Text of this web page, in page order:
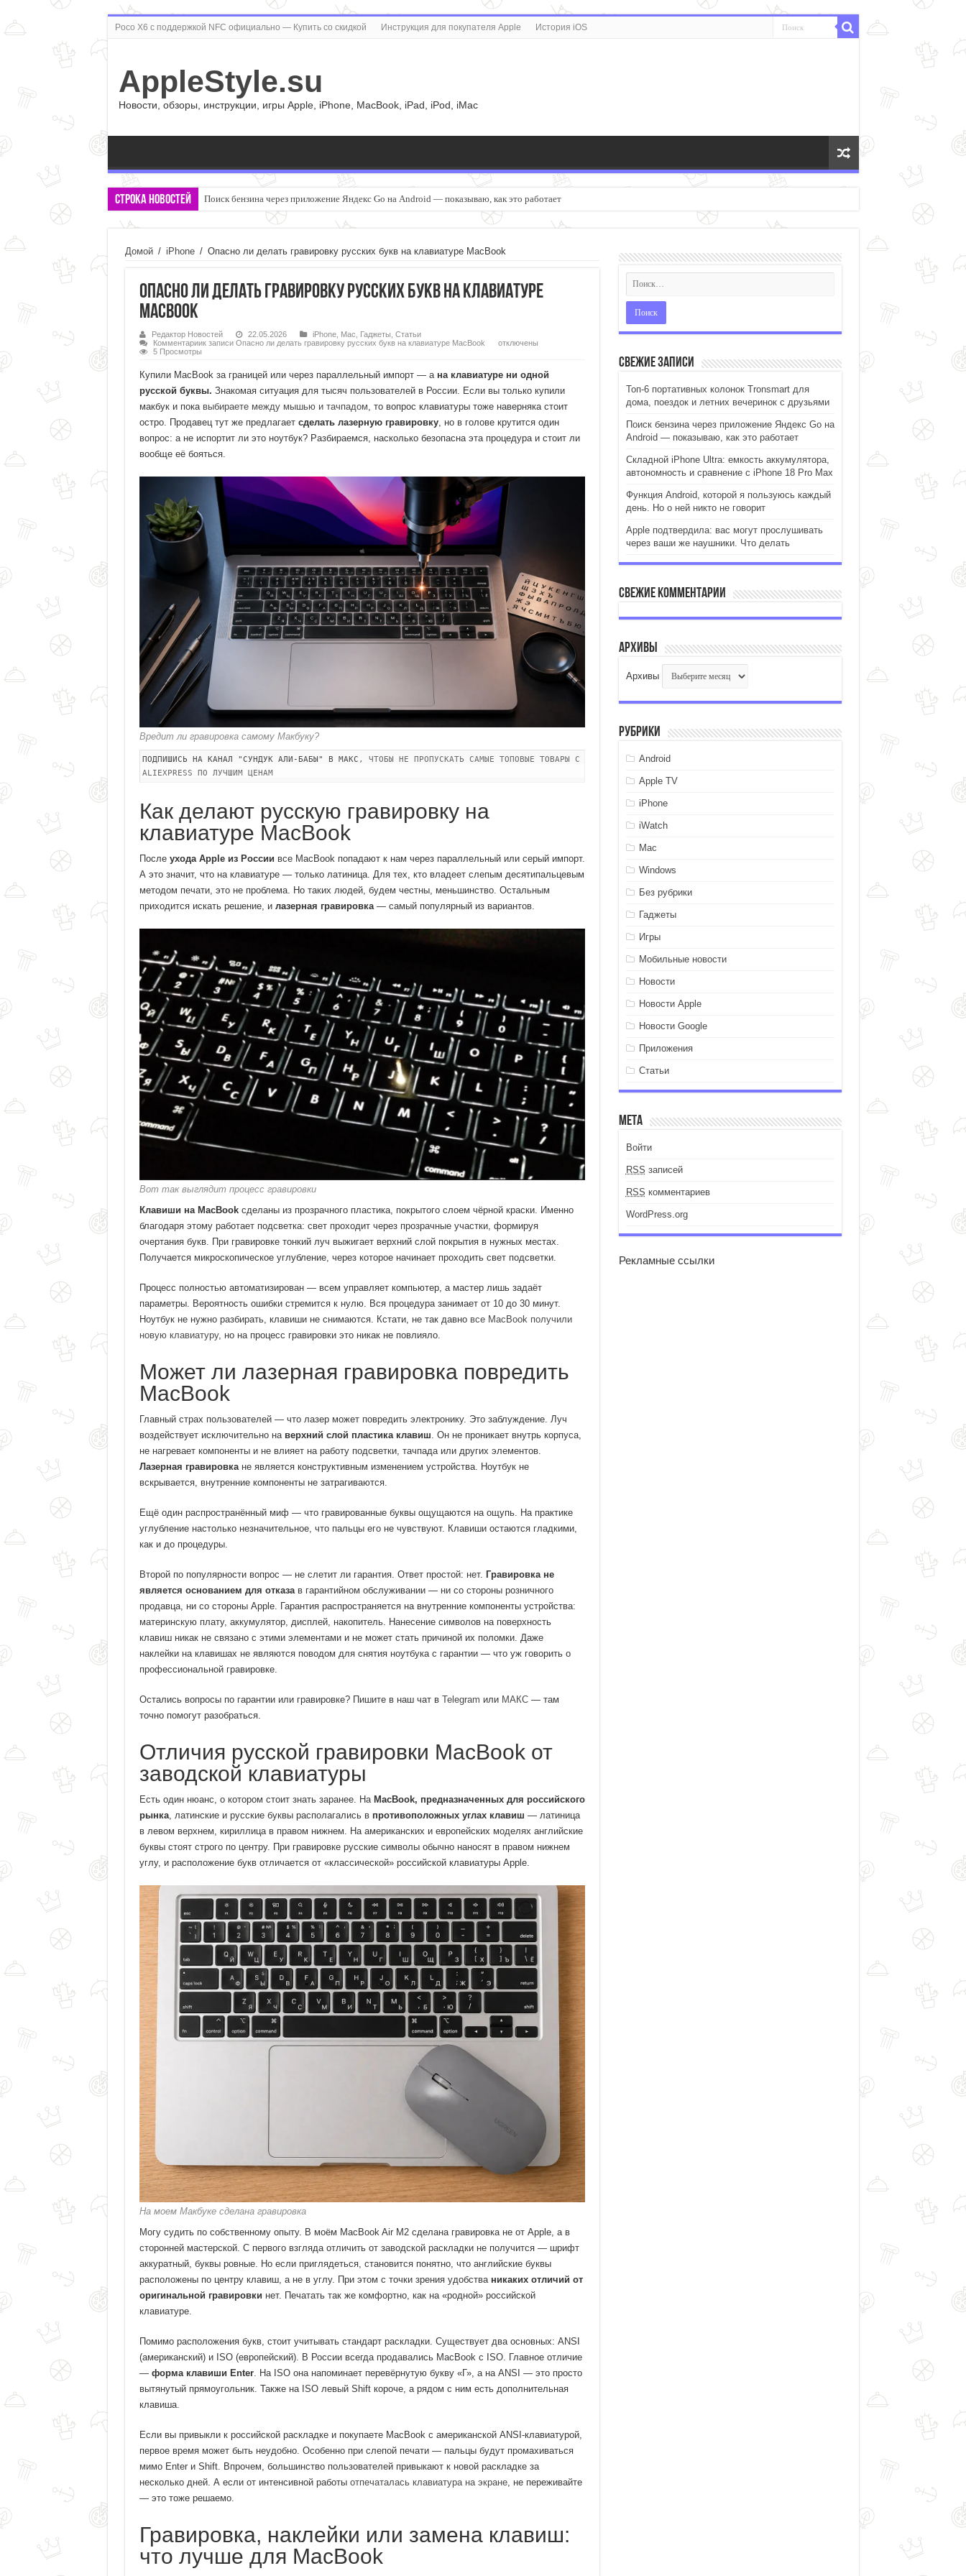
Poco X6 с поддержкой NFC официально — Купить со скидкой Инструкция для покупателя Apple История iOS
AppleStyle.su
Новости, обзоры, инструкции, игры Apple, iPhone, MacBook, iPad, iPod, iMac
Строка новостей Поиск бензина через приложение Яндекс Go на Android — показываю, как это работает
Складной iPhone Ultra: емкость аккумулятора, автономность и сравнение с iPhone 18 Pro Max
Домой / iPhone / Опасно ли делать гравировку русских букв на клавиатуре MacBook
Опасно ли делать гравировку русских букв на клавиатуре
MacBook
Редактор Новостей 22.05.2026 iPhone, Mac Гаджеты Статьи
Комментариик записи Опасно ли делать гравировку русских букв на клавиатуре MacBook
отключены
5 Просмотры
Купили MacBook за границей или через параллельный импорт — а на клавиатуре ни одной
русской буквы. Знакомая ситуация для тысяч пользователей в России. Если вы только купили
макбук и пока выбираете между мышью и тачпадом, то вопрос клавиатуры тоже наверняка стоит
остро. Продавец тут же предлагает сделать лазерную гравировку, но в голове крутится один
вопрос: а не испортит ли это ноутбук? Разбираемся, насколько безопасна эта процедура и стоит ли
вообще её бояться.
Вредит ли гравировка самому Макбуку?
ПОДПИШИСЬ НА КАНАЛ "СУНДУК АЛИ-БАБЫ" В МАКС , ЧТОБЫ НЕ ПРОПУСКАТЬ САМЫЕ ТОПОВЫЕ ТОВАРЫ С
ALIEXPRESS ПО ЛУЧШИМ ЦЕНАМ
Как делают русскую гравировку на
клавиатуре MacBook
После ухода Apple из России все MacBook попадают к нам через параллельный или серый импорт.
А это значит, что на клавиатуре — только латиница. Для тех, кто владеет слепым десятипальцевым
методом печати, это не проблема. Но таких людей, будем честны, меньшинство. Остальным
приходится искать решение, и лазерная гравировка— самый популярный из вариантов.
Вот так выглядит процесс гравировки
Клавиши на MacBookсделаны из прозрачного пластика, покрытого слоем чёрной краски. Именно
благодаря этому работает подсветка: свет проходит через прозрачные участки, формируя
очертания букв. При гравировке тонкий луч выжигает верхний слой покрытия в нужных местах.
Получается микроскопическое углубление, через которое начинает проходить свет подсветки.
Процесс полностью автоматизирован — всем управляет компьютер, а мастер лишь задаёт
параметры. Вероятность ошибки стремится к нулю. Вся процедура занимает от 10 до 30 минут.
Ноутбук не нужно разбирать, клавиши не снимаются. Кстати, не так давно все MacBook получили
новую клавиатуру, но на процесс гравировки это никак не повлияло.
Может ли лазерная гравировка повредить
MacBook
Главный страх пользователей — что лазер может повредить электронику. Это заблуждение. Луч
воздействует исключительно на верхний слой пластика клавиш . Он не проникает внутрь корпуса,
не нагревает компоненты и не влияет на работу подсветки, тачпада или других элементов.
Лазерная гравировкане является конструктивным изменением устройства. Ноутбук не
вскрывается, внутренние компоненты не затрагиваются.
Ещё один распространённый миф — что гравированные буквы ощущаются на ощупь. На практике
углубление настолько незначительное, что пальцы его не чувствуют. Клавиши остаются гладкими,
как и до процедуры.
Второй по популярности вопрос — не слетит ли гарантия. Ответ простой: нет. Гравировка не
является основанием для отказав гарантийном обслуживании — ни со стороны розничного
продавца, ни со стороны Apple. Гарантия распространяется на внутренние компоненты устройства:
материнскую плату, аккумулятор, дисплей, накопитель. Нанесение символов на поверхность
клавиш никак не связано с этими элементами и не может стать причиной их поломки. Даже
наклейки на клавишах не являются поводом для снятия ноутбука с гарантии — что уж говорить о
профессиональной гравировке.
Остались вопросы по гарантии или гравировке? Пишите в наш чат в Telegram или МАКС— там
точно помогут разобраться.
Отличия русской гравировки MacBook от
заводской клавиатуры
Есть один нюанс, о котором стоит знать заранее. На MacBook, предназначенных для российского
рынка, латинские и русские буквы располагались в противоположных углах клавиш — латиница
в левом верхнем, кириллица в правом нижнем. На американских и европейских моделях английские
буквы стоят строго по центру. При гравировке русские символы обычно наносят в правом нижнем
углу, и расположение букв отличается от «классической» российской клавиатуры Apple.
На моем Макбуке сделана гравировка
Могу судить по собственному опыту. В моём MacBook Air M2 сделана гравировка не от Apple, а в
сторонней мастерской. С первого взгляда отличить от заводской раскладки не получится — шрифт
аккуратный, буквы ровные. Но если приглядеться, становится понятно, что английские буквы
расположены по центру клавиш, а не в углу. При этом с точки зрения удобства никаких отличий от
оригинальной гравировки нет. Печатать так же комфортно, как на «родной» российской
клавиатуре.
Помимо расположения букв, стоит учитывать стандарт раскладки. Существует два основных: ANSI
(американский) и ISO (европейский). В России всегда продавались MacBook с ISO. Главное отличие
— форма клавиши Enter. На ISO она напоминает перевёрнутую букву «Г», а на ANSI — это просто
вытянутый прямоугольник. Также на ISO левый Shift короче, а рядом с ним есть дополнительная
клавиша.
Если вы привыкли к российской раскладке и покупаете MacBook с американской ANSI-клавиатурой,
первое время может быть неудобно. Особенно при слепой печати — пальцы будут промахиваться
мимо Enter и Shift. Впрочем, большинство пользователей привыкают к новой раскладке за
несколько дней. А если от интенсивной работы отпечаталась клавиатура на экране, не переживайте
— это тоже решаемо.
Гравировка, наклейки или замена клавиш:
что лучше для MacBook
Свежие записи
Топ-6 портативных колонок Tronsmart для
дома, поездок и летних вечеринок с друзьями
Поиск бензина через приложение Яндекс Go на
Android — показываю, как это работает
Складной iPhone Ultra: емкость аккумулятора,
автономность и сравнение с iPhone 18 Pro Max
Функция Android, которой я пользуюсь каждый
день. Но о ней никто не говорит
Apple подтвердила: вас могут прослушивать
через ваши же наушники. Что делать
Свежие комментарии
Архивы
Архивы
Рубрики
Android
Apple TV
iPhone
iWatch
Mac
Windows
Без рубрики
Гаджеты
Игры
Мобильные новости
Новости
Новости Apple
Новости Google
Приложения
Статьи
Мета
Войти
RSS записей
RSS комментариев
WordPress.org
Рекламные ссылки